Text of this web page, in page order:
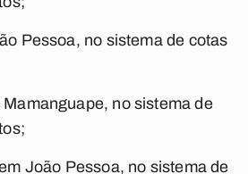
Pessoa, no sistema de cotas
no sistema de
João Pessoa, no sistema de